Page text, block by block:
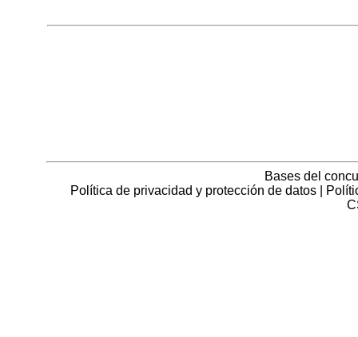
Bases del
Política de privacidad y protección de datos